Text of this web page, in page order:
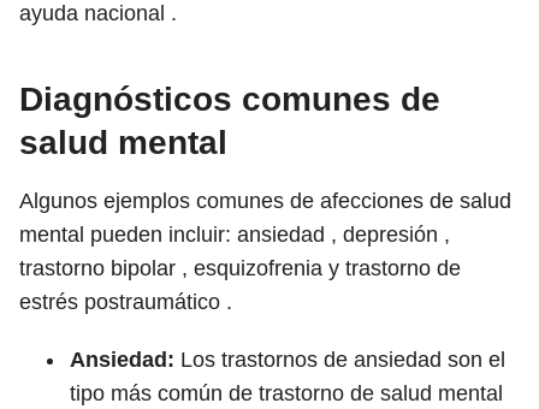
ayuda nacional .
Diagnósticos comunes de
salud mental
Algunos ejemplos comunes de afecciones de salud
mental pueden incluir: ansiedad , depresión ,
trastorno bipolar , esquizofrenia y trastorno de
estrés postraumático .
Ansiedad: Los trastornos de ansiedad son el
tipo más común de trastorno de salud mental